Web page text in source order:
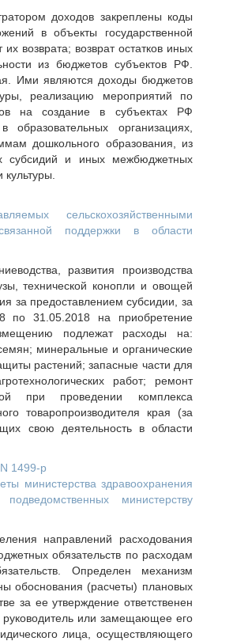
доходов закреплены коды
в объекты государственной
возврата; возврат остатков иных
из бюджетов субъектов РФ.
Ими являются доходы бюджетов
реализацию мероприятий по
на создание в субъектах РФ
организациях,
дошкольного образования, из
субсидий и иных межбюджетных
сельскохозяйственными
поддержки в области
развития производства
технической конопли и овощей
за предоставлением субсидии, за
по 31.05.2018 на приобретение
подлежат расходы на:
минеральные и органические
растений; запасные части для
работ; ремонт
при проведении комплекса
товаропроизводителя края (за
свою деятельность в области
1499-р
министерства здравоохранения
министерству
направлений расходования
обязательств по расходам
Определен механизм
обоснования (расчеты) плановых
за ее утверждение ответственен
или замещающее его
лица, осуществляющего